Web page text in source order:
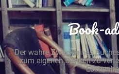
Book-
"Der wahre Zweck eines
zum eigenen Denken zu